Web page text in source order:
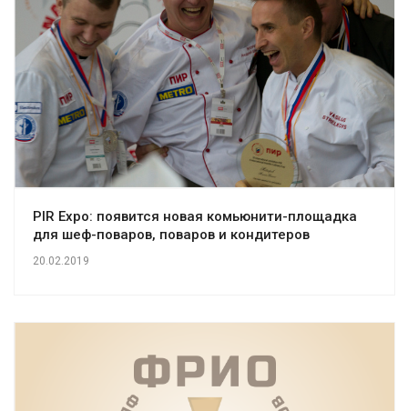
PIR Expo: появится новая комьюнити-площадка
для шеф-поваров, поваров и кондитеров
20.02.2019